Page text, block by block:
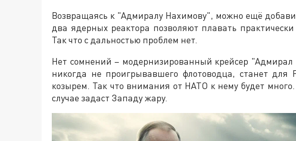
Возвращаясь к "Адмиралу Нахимову", можно ещё
два ядерных реактора позволяют плавать практически
Так что с дальностью проблем нет.
Нет сомнений – модернизированный крейсер
никогда не проигрывавшего флотоводца, станет
козырем. Так что внимания от НАТО к нему будет
случае задаст Западу жару.